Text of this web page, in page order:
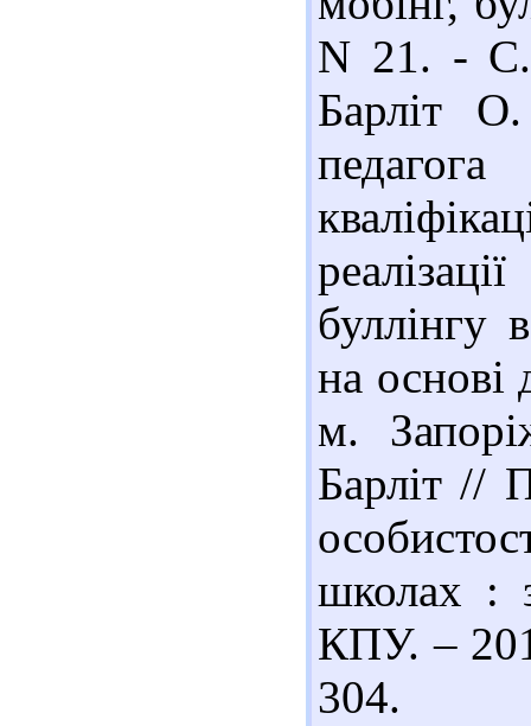
N 21. -
Барліт
буллінгу
на основі
м.
Барліт //
школах :
КПУ. –
304.